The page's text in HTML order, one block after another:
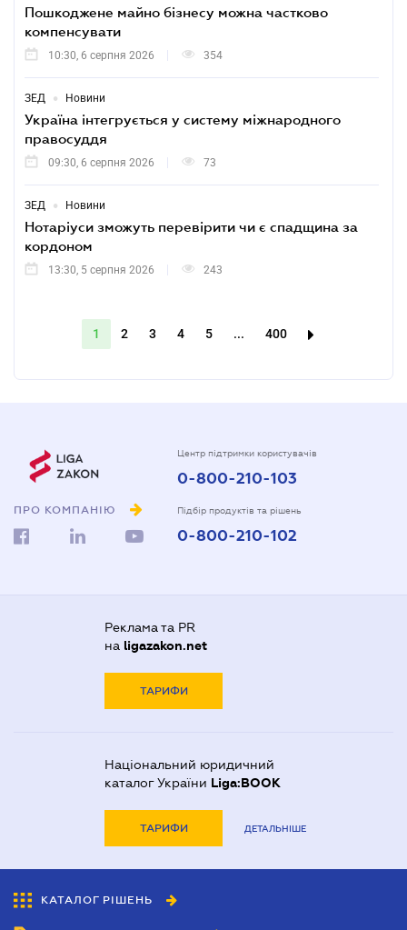
Пошкоджене майно бізнесу можна частково
компенсувати
10:30, 6 серпня 2026 354
ЗЕД • Новини
Україна інтегрується у систему міжнародного
правосуддя
09:30, 6 серпня 2026 73
ЗЕД • Новини
Нотаріуси зможуть перевірити чи є спадщина за
кордоном
13:30, 5 серпня 2026 243
1 2 3 4 5 ... 400
ПРО КОМПАНІЮ
Центр підтримки користувачів
0-800-210-103
Підбір продуктів та рішень
0-800-210-102
Реклама та PR
на ligazakon.net
ТАРИФИ
Національний юридичний
каталог України Liga:BOOK
ТАРИФИ ДЕТАЛЬНІШЕ
КАТАЛОГ РІШЕНЬ